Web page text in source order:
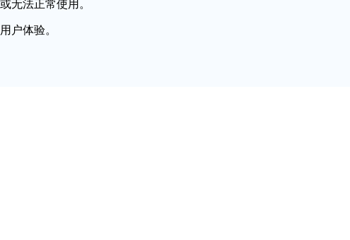
无法正常使用。
户体验。